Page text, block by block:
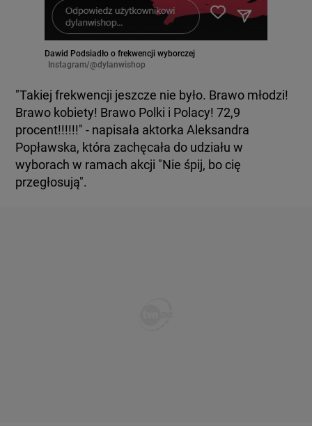
Dawid Podsiadło o frekwencji wyborczej
Instagram/@dylanwishop
"Takiej frekwencji jeszcze nie było. Brawo młodzi!
Brawo kobiety! Brawo Polki i Polacy! 72,9
procent!!!!!!" - napisała aktorka Aleksandra
Popławska, która zachęcała do udziału w
wyborach w ramach akcji "Nie śpij, bo cię
przegłosują".